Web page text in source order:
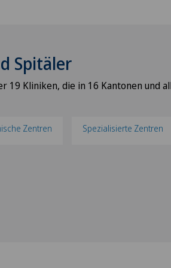
Spitäler
19 Kliniken, die in 16 Kantonen und
Zentren Spezialisierte Zentren